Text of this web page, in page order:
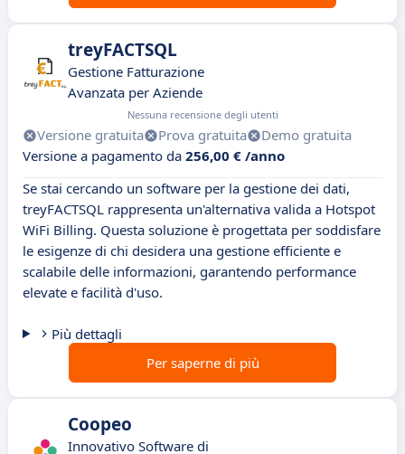
treyFACTSQL
Gestione Fatturazione
Avanzata per Aziende
Nessuna recensione degli utenti
Versione gratuita Prova gratuita
Demo gratuita
Versione a pagamento da 256,00 € /anno
Se stai cercando un software per la gestione dei dati,
treyFACTSQL rappresenta un'alternativa valida a Hotspot
WiFi Billing. Questa soluzione è progettata per soddisfare
le esigenze di chi desidera una gestione efficiente e
scalabile delle informazioni, garantendo performance
elevate e facilità d'uso.
Più dettagli
Per saperne di più
Coopeo
Innovativo Software di